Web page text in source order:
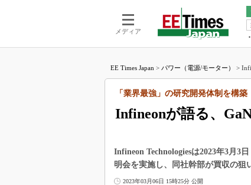
メディア
電池／エ
福
湯
大
リ
学漂
EE Times Japan > パワー（電源/モーター） >
Infineonが語る、
「業界最強」の研究開発体制を構築
Infineon Technologiesは2023年3月3
明会を実施し、同社幹部が買収の狙
2023年03月06日 15時25分 公開